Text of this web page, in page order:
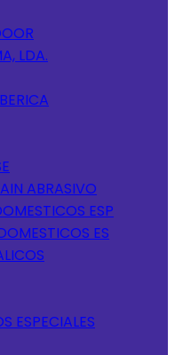
LDA.
ABRASIVO
ESP
ES
ESPECIALES